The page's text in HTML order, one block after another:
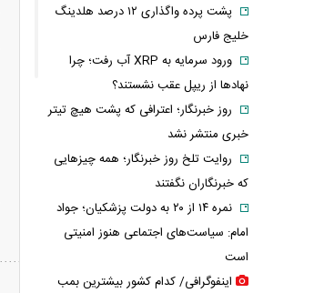
پشت پرده واگذاری ۱۲ درصد هلدینگ
خلیج فارس
ورود سرمایه به XRP آب رفت؛ چرا
نهادها از ریپل عقب نشستند؟
روز خبرنگار؛ اعترافی که پشت هیچ تیتر
خبری منتشر نشد
روایت تلخ روز خبرنگار؛ همه چیزهایی
که خبرنگاران نگفتند
نمره ۱۴ از ۲۰ به دولت پزشکیان؛ جواد
امام: سیاست‌های اجتماعی هنوز امنیتی
است
اینفوگرافی/ کدام کشور بیشترین بمب